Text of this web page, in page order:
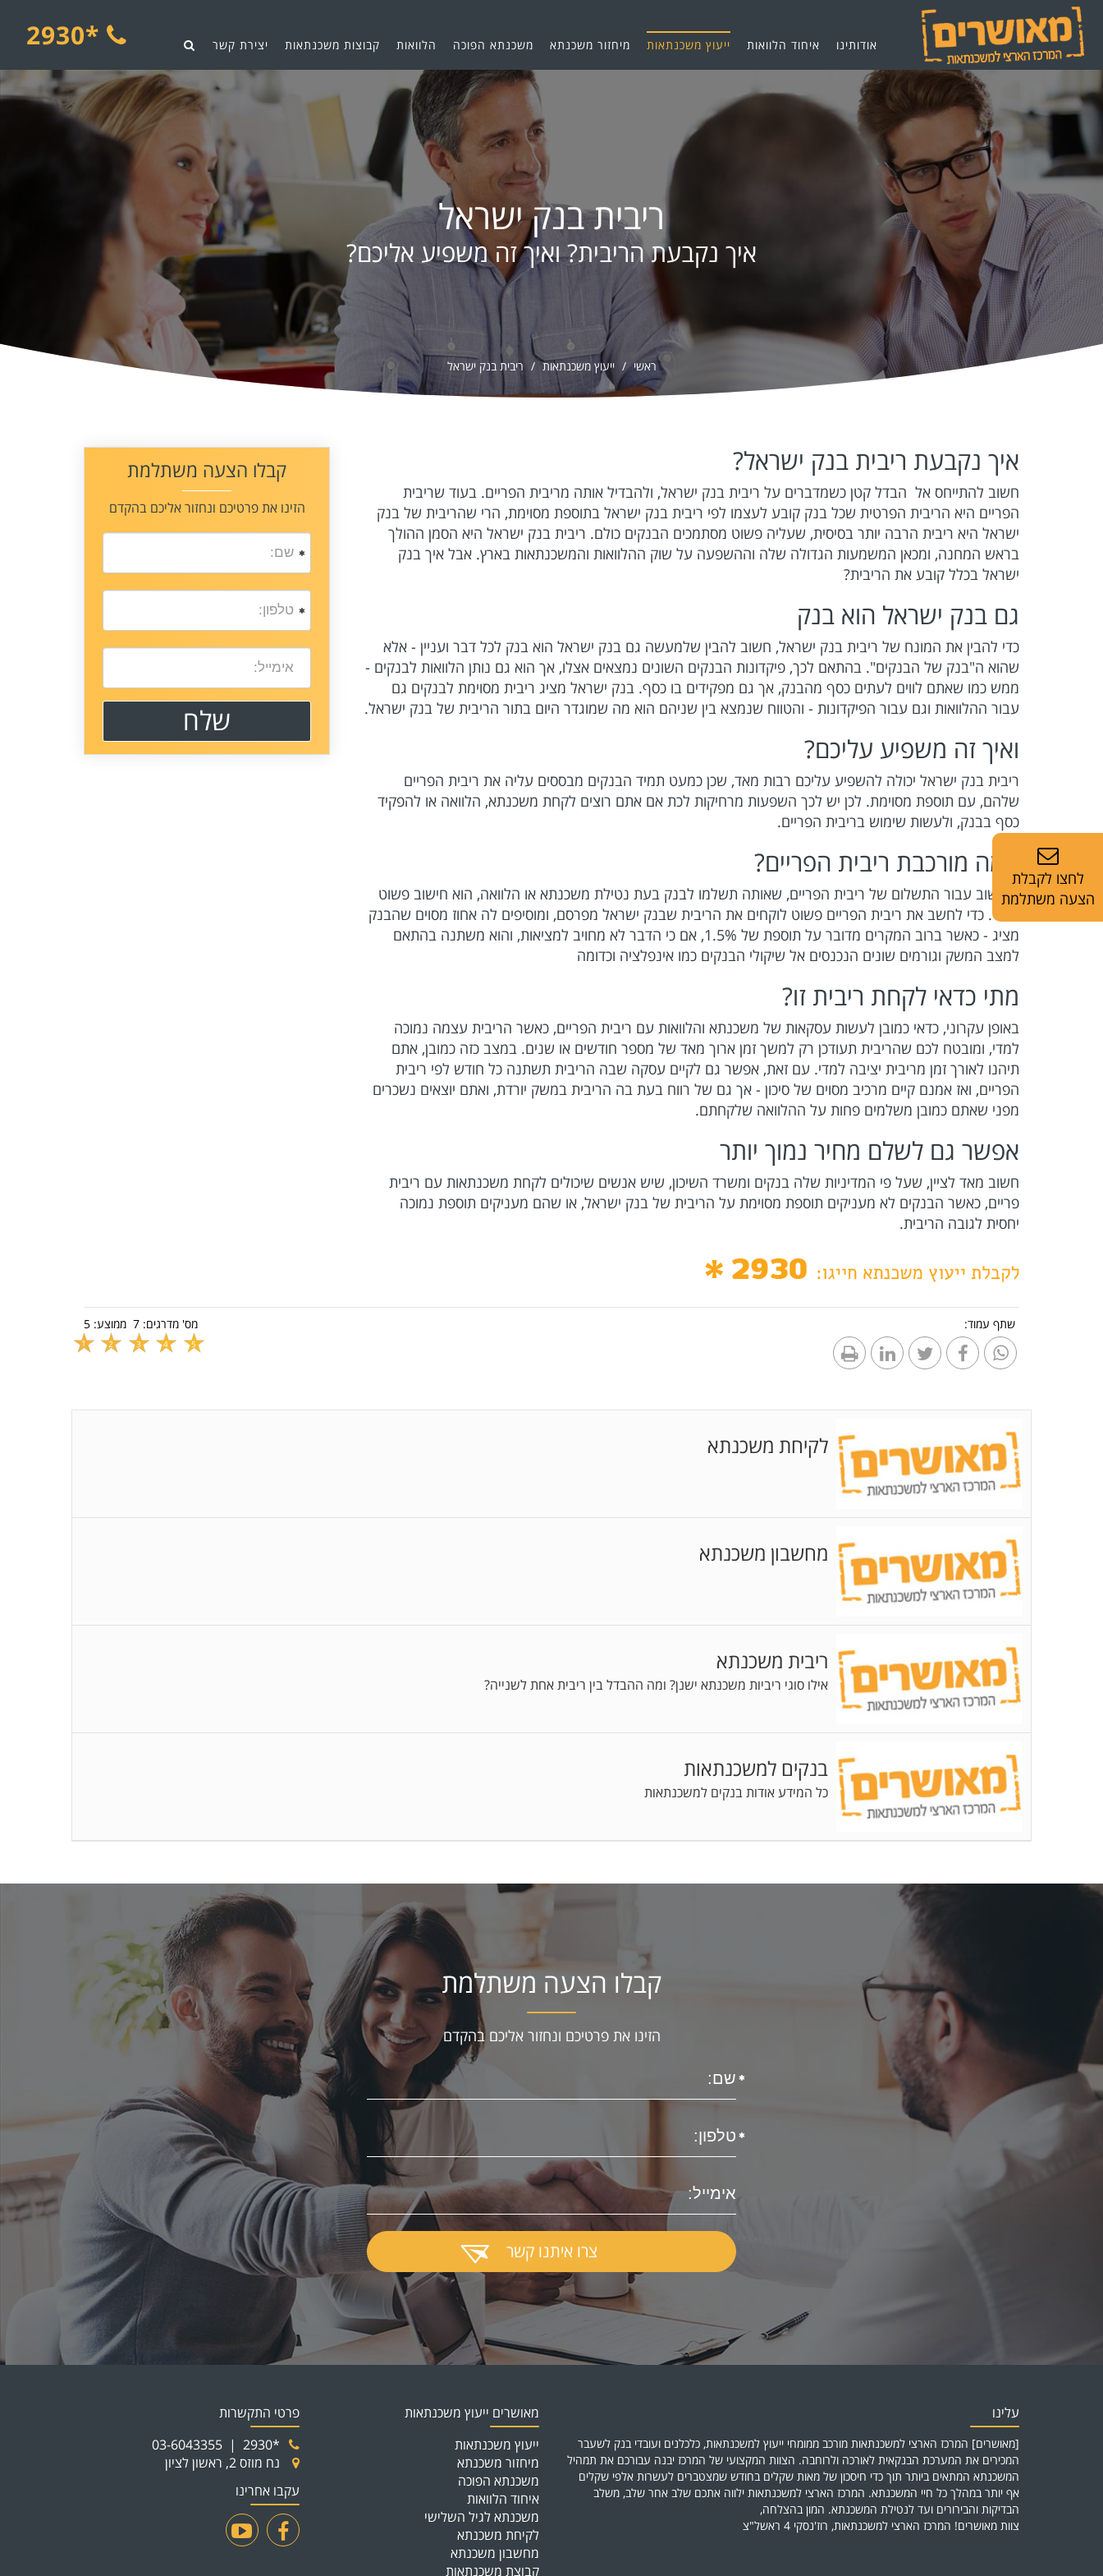
*2930 אודותינו איחוד הלוואות ייעוץ משכנתאות מיחזור משכנתא משכנתא הפוכה הלוואות קבוצות משכנתאות יצירת קשר
ריבית בנק ישראל
איך נקבעת הריבית? ואיך זה משפיע אליכם?
ראשי ייעוץ משכנתאות ריבית בנק ישראל
קבלו הצעה משתלמת
הזינו את פרטיכם ונחזור אליכם בהקדם
איך נקבעת ריבית בנק ישראל?
חשוב להתייחס אל הבדל קטן כשמדברים על ריבית בנק ישראל, ולהבדיל אותה מריבית הפריים. בעוד שריבית
הפריים היא הריבית הפרטית שכל בנק קובע לעצמו לפי ריבית בנק ישראל בתוספת מסוימת, הרי שהריבית של בנק
ישראל היא ריבית הרבה יותר בסיסית, שעליה פשוט מסתמכים הבנקים כולם. ריבית בנק ישראל היא הסמן ההולך
בראש המחנה, ומכאן המשמעות הגדולה שלה וההשפעה על שוק ההלוואות והמשכנתאות בארץ. אבל איך בנק
ישראל בכלל קובע את הריבית?
גם בנק ישראל הוא בנק
כדי להבין את המונח של ריבית בנק ישראל, חשוב להבין שלמעשה גם בנק ישראל הוא בנק לכל דבר ועניין - אלא
שהוא ה"בנק של הבנקים". בהתאם לכך, פיקדונות הבנקים השונים נמצאים אצלו, אך הוא גם נותן הלוואות לבנקים -
ממש כמו שאתם לווים לעתים כסף מהבנק, אך גם מפקידים בו כסף. בנק ישראל מציג ריבית מסוימת לבנקים גם
עבור ההלוואות וגם עבור הפיקדונות - והטווח שנמצא בין שניהם הוא מה שמוגדר היום בתור הריבית של בנק ישראל.
ואיך זה משפיע עליכם?
ריבית בנק ישראל יכולה להשפיע עליכם רבות מאד, שכן כמעט תמיד הבנקים מבססים עליה את ריבית הפריים
שלהם, עם תוספת מסוימת. לכן יש לכך השפעות מרחיקות לכת אם אתם רוצים לקחת משכנתא, הלוואה או להפקיד
כסף בבנק, ולעשות שימוש בריבית הפריים.
ממה מורכבת ריבית הפריים?
החישוב עבור התשלום של ריבית הפריים, שאותה תשלמו לבנק בעת נטילת משכנתא או הלוואה, הוא חישוב פשוט
למדי. כדי לחשב את ריבית הפריים פשוט לוקחים את הריבית שבנק ישראל מפרסם, ומוסיפים לה אחוז מסוים שהבנק
מציג - כאשר ברוב המקרים מדובר על תוספת של 1.5%, אם כי הדבר לא מחויב למציאות, והוא משתנה בהתאם
למצב המשק וגורמים שונים הנכנסים אל שיקולי הבנקים כמו אינפלציה וכדומה
מתי כדאי לקחת ריבית זו?
באופן עקרוני, כדאי כמובן לעשות עסקאות של משכנתא והלוואות עם ריבית הפריים, כאשר הריבית עצמה נמוכה
למדי, ומובטח לכם שהריבית תעודכן רק למשך זמן ארוך מאד של מספר חודשים או שנים. במצב כזה כמובן, אתם
תיהנו לאורך זמן מריבית יציבה למדי. עם זאת, אפשר גם לקיים עסקה שבה הריבית תשתנה כל חודש לפי ריבית
הפריים, ואז אמנם קיים מרכיב מסוים של סיכון - אך גם של רווח בעת בה הריבית במשק יורדת, ואתם יוצאים נשכרים
מפני שאתם כמובן משלמים פחות על ההלוואה שלקחתם.
אפשר גם לשלם מחיר נמוך יותר
חשוב מאד לציין, שעל פי המדיניות שלה בנקים ומשרד השיכון, שיש אנשים שיכולים לקחת משכנתאות עם ריבית
פריים, כאשר הבנקים לא מעניקים תוספת מסוימת על הריבית של בנק ישראל, או שהם מעניקים תוספת נמוכה
יחסית לגובה הריבית.
שתף עמוד: מס' מדרגים: 7 ממוצע: 5
1 2 3 4 5
לקיחת משכנתא
מחשבון משכנתא
ריבית משכנתא
אילו סוגי ריביות משכנתא ישנן? ומה ההבדל בין ריבית אחת לשנייה?
בנקים למשכנתאות
כל המידע אודות בנקים למשכנתאות
קבלו הצעה משתלמת
הזינו את פרטיכם ונחזור אליכם בהקדם
צרו איתנו קשר
עלינו
[מאושרים] המרכז הארצי למשכנתאות מורכב ממומחי ייעוץ למשכנתאות, כלכלנים ועובדי בנק לשעבר
המכירים את המערכת הבנקאית לאורכה ולרוחבה. הצוות המקצועי של המרכז יבנה עבורכם את תמהיל
המשכנתא המתאים ביותר תוך כדי חיסכון של מאות שקלים בחודש שמצטברים לעשרות אלפי שקלים
אף יותר במהלך כל חיי המשכנתא. המרכז הארצי למשכנתאות ילווה אתכם שלב אחר שלב, משלב
הבדיקות והבירורים ועד לנטילת המשכנתא. המון בהצלחה,
צוות מאושרים! המרכז הארצי למשכנתאות, רוז'נסקי 4 ראשל"צ
מאושרים ייעוץ משכנתאות
ייעוץ משכנתאות
מיחזור משכנתא
משכנתא הפוכה
איחוד הלוואות
משכנתא לגיל השלישי
לקיחת משכנתא
מחשבון משכנתא
קבוצת משכנתאות
פרטי התקשרות
*2930
|
03-6043355
נח מוזס 2, ראשון לציון
עקבו אחרינו
לחצו לקבלת
הצעה משתלמת